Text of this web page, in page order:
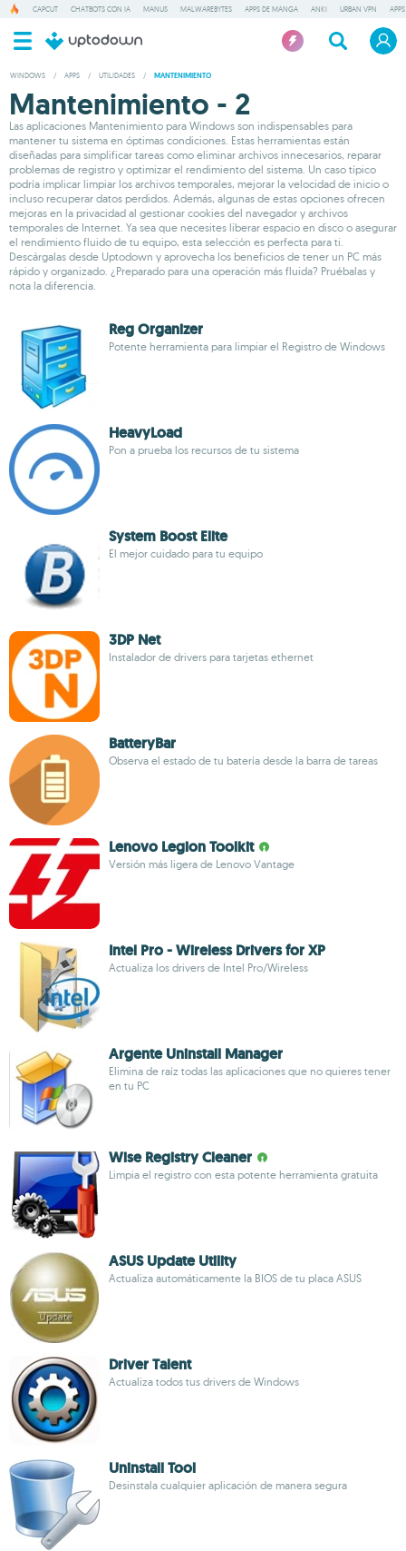
CAPCUT CHATBOTS CON IA MANUS MALWAREBYTES APPS DE MANGA ANKI URBAN VPN
WINDOWS / APPS / UTILIDADES / MANTENIMIENTO
Mantenimiento - 2
Las aplicaciones Mantenimiento para Windows son indispensables para
mantener tu sistema en óptimas condiciones. Estas herramientas están
diseñadas para simplificar tareas como eliminar archivos innecesarios, reparar
problemas de registro y optimizar el rendimiento del sistema. Un caso típico
podría implicar limpiar los archivos temporales, mejorar la velocidad de inicio o
incluso recuperar datos perdidos. Además, algunas de estas opciones ofrecen
mejoras en la privacidad al gestionar cookies del navegador y archivos
temporales de Internet. Ya sea que necesites liberar espacio en disco o asegurar
el rendimiento fluido de tu equipo, esta selección es perfecta para ti.
Descárgalas desde Uptodown y aprovecha los beneficios de tener un PC más
rápido y organizado. ¿Preparado para una operación más fluida? Pruébalas y
nota la diferencia.
Reg Organizer
Potente herramienta para limpiar el Registro de Windows
HeavyLoad
Pon a prueba los recursos de tu sistema
System Boost Elite
El mejor cuidado para tu equipo
3DP Net
Instalador de drivers para tarjetas ethernet
BatteryBar
Observa el estado de tu batería desde la barra de tareas
Lenovo Legion Toolkit
Versión más ligera de Lenovo Vantage
Intel Pro - Wireless Drivers for XP
Actualiza los drivers de Intel Pro/Wireless
Argente Uninstall Manager
Elimina de raíz todas las aplicaciones que no quieres tener
en tu PC
Wise Registry Cleaner
Limpia el registro con esta potente herramienta gratuita
ASUS Update Utility
Actualiza automáticamente la BIOS de tu placa ASUS
Driver Talent
Actualiza todos tus drivers de Windows
Uninstall Tool
Desinstala cualquier aplicación de manera segura